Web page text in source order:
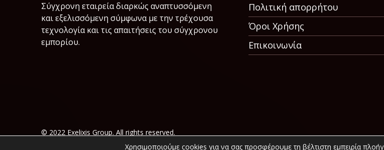
Σύγχρονη εταιρεία διαρκώς αναπτυσσόμενη
και εξελισσόμενη σύμφωνα µε την τρέχουσα
τεχνολογία και τις απαιτήσεις του σύγχρονου
εμπορίου.
Πολιτική απορρήτου
Όροι Χρήσης
Επικοινωνία
© 2022 Exelixis Group. All rights reserved.
Χρησιμοποιούμε cookies για να σας προσφέρουμε τη βέλτιστη εμπειρία